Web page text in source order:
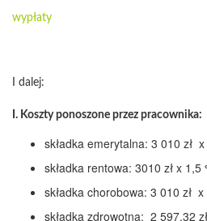
wypłaty
I dalej:
I. Koszty ponoszone przez pracownika:
składka emerytalna: 3 010 zł
składka rentowa: 3010 zł x 1,5
składka chorobowa: 3 010 zł
składka zdrowotna: 2 597,32